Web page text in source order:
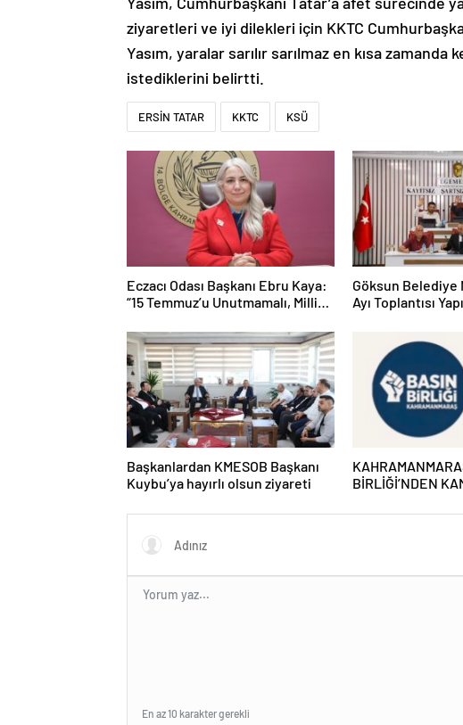
ziyaretleri ve iyi dilekleri için KKTC
Yasım, yaralar sarılır sarılmaz en kısa
istediklerini belirtti.
ERSİN TATAR KKTC KSÜ
Eczacı Odası Başkanı Ebru Kaya:
“15 Temmuz’u Unutmamalı, Milli
Göksun Belediye
Ayı Toplantısı
Başkanlardan KMESOB Başkanı
Kuybu’ya hayırlı olsun ziyareti
BİRLİĞİ’NDEN
En az 10 karakter gerekli